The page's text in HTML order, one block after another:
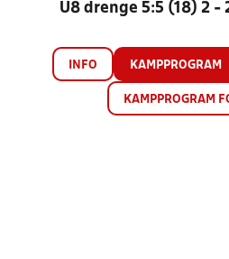
U8 drenge 5:5 (18) 2 -
INFO KAMPPROGRAM
KAMPPROGRAM